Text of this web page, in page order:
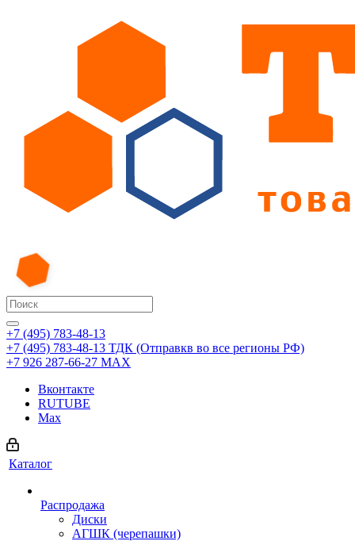
+7 (495) 783-48-13
+7 (495) 783-48-13 ТДК (Отправкв во все регионы РФ)
+7 926 287-66-27 МАХ
Вконтакте
RUTUBE
Max
Каталог
Распродажа
Диски
АГШК (черепашки)